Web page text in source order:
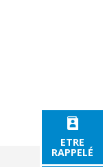
ETRE
RAPPELÉ